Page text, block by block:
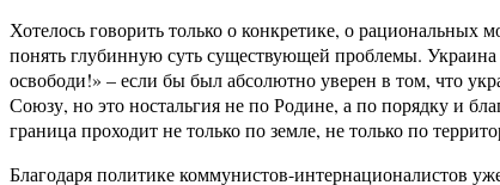
Хотелось говорить только о конкретике, о рациональных
понять глубинную суть существующей проблемы.
освободи!» – если бы был абсолютно уверен в том, что
Союзу, но это ностальгия не по Родине, а по порядку и
граница проходит не только по земле, не только по
Благодаря политике коммунистов-интернационалистов